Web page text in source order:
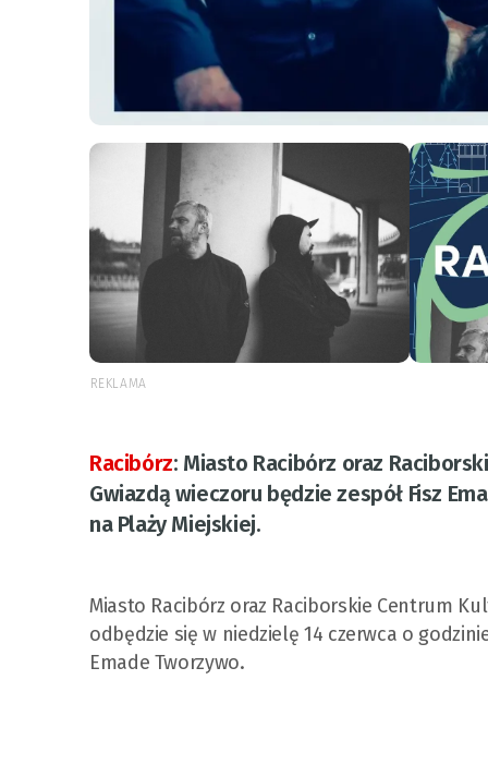
REKLAMA
Racibórz: Miasto Racibórz oraz
Gwiazdą wieczoru będzie zespół Fisz
na Plaży Miejskiej.
Miasto Racibórz oraz Raciborskie Centrum
odbędzie się w niedzielę 14 czerwca o
Emade Tworzywo.